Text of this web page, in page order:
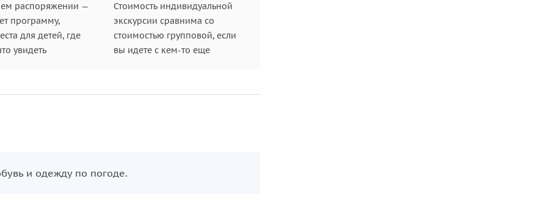
распоряжении —
программу,
для детей, где
увидеть
Стоимость индивидуальной
экскурсии сравнима со
стоимостью групповой, если
вы идете с кем-то еще
и одежду по погоде.